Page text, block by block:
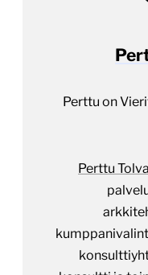
Perttu on
Perttu